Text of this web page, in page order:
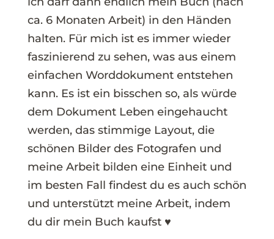
ca. 6 Monaten Arbeit) in den Händen
halten. Für mich ist es immer wieder
faszinierend zu sehen, was aus einem
einfachen Worddokument entstehen
kann. Es ist ein bisschen so, als würde
dem Dokument Leben eingehaucht
werden, das stimmige Layout, die
schönen Bilder des Fotografen und
meine Arbeit bilden eine Einheit und
im besten Fall findest du es auch schön
und unterstützt meine Arbeit, indem
du dir mein Buch kaufst ♥